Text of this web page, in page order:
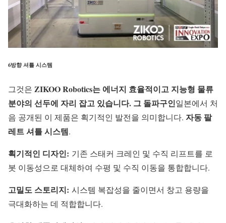
6방향 셔틀 시스템
그것은 ZIKOO Robotics는 에너지 효율적이고 지능형 물류
분야의 선두에 자리 잡고 있습니다. 그 돌파구인일본에서 처
음 공개된 이 제품은 획기적인 발전을 의미합니다. 자동 팔
레트 셔틀 시스템.
획기적인 디자인: 기존 스태커 크레인 및 수직 리프트를 로
봇 이동성으로 대체하여 수평 및 수직 이동을 통합합니다.
고밀도 스토리지: 시스템 복잡성을 줄이면서 창고 용량을
극대화하는 데 적합합니다.